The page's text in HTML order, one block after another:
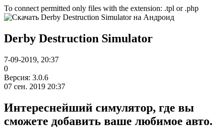
To connect permitted only files with the extension: .tpl or .php
Derby Destruction Simulator
7-09-2019, 20:37
0
Версия: 3.0.6
07 сен. 2019 20:37
Интереснейший симулятор, где вы
сможете добавить ваше любимое авто.